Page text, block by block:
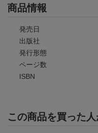
商品情報
発売日
出版社
発行形態
ページ数
ISBN
この商品を買った